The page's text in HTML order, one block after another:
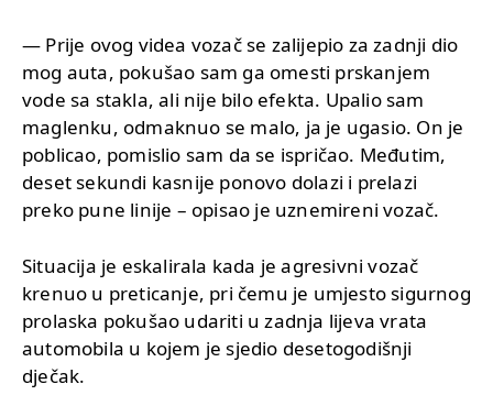
— Prije ovog videa vozač se zalijepio za zadnji dio
mog auta, pokušao sam ga omesti prskanjem
vode sa stakla, ali nije bilo efekta. Upalio sam
maglenku, odmaknuo se malo, ja je ugasio. On je
poblicao, pomislio sam da se ispričao. Međutim,
deset sekundi kasnije ponovo dolazi i prelazi
preko pune linije – opisao je uznemireni vozač.
Situacija je eskalirala kada je agresivni vozač
krenuo u preticanje, pri čemu je umjesto sigurnog
prolaska pokušao udariti u zadnja lijeva vrata
automobila u kojem je sjedio desetogodišnji
dječak.